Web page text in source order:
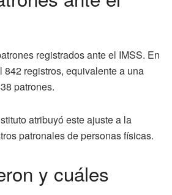
registrados ante el IMSS. En
registros, equivalente a una
patrones.
atribuyó este ajuste a la
patronales de personas físicas.
y cuáles